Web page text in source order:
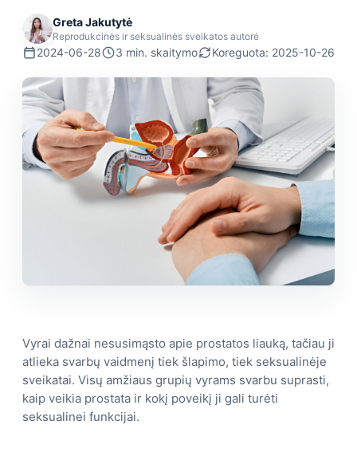
Greta Jakutytė
Reprodukcinės ir seksualinės sveikatos autorė
2024-06-28 3 min. skaitymo Koreguota: 2025-10-26
Vyrai dažnai nesusimąsto apie prostatos liauką, tačiau ji
atlieka svarbų vaidmenį tiek šlapimo, tiek seksualinėje
sveikatai. Visų amžiaus grupių vyrams svarbu suprasti,
kaip veikia prostata ir kokį poveikį ji gali turėti
seksualinei funkcijai.